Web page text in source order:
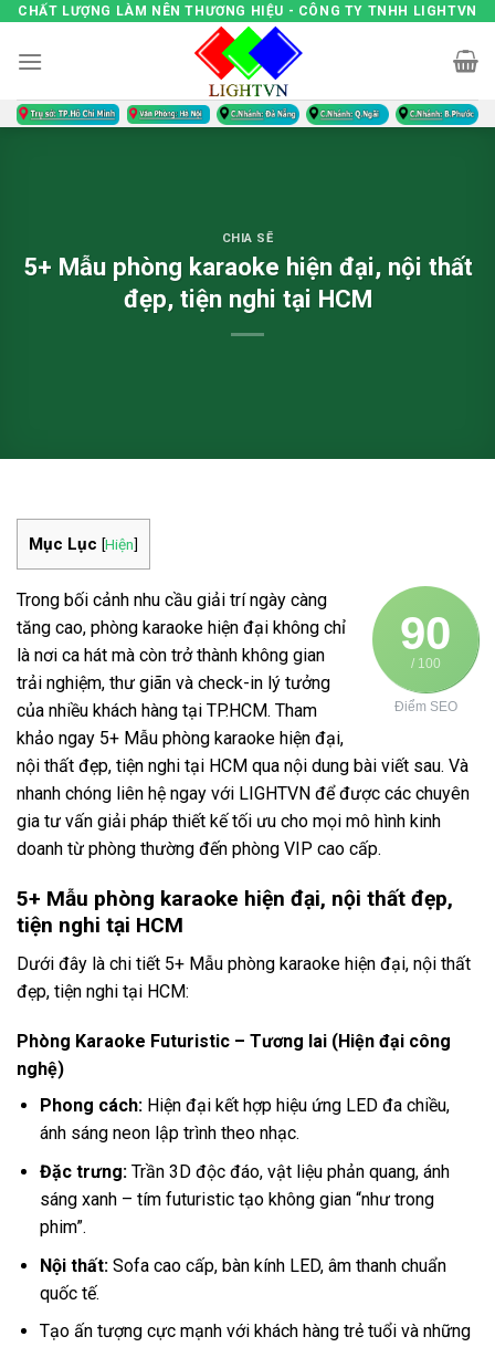
Skip
content
CHẤT LƯỢNG LÀM NÊN THƯƠNG HIỆU - CÔNG TY TNHH LIGHTVN
CHIA SẼ
5+ Mẫu phòng karaoke hiện đại, nội thất
đẹp, tiện nghi tại HCM
Mục Lục [Hiện]
90
/ 100
Điểm SEO
Trong bối cảnh nhu cầu giải trí ngày càng
tăng cao, phòng karaoke hiện đại không chỉ
là nơi ca hát mà còn trở thành không gian
trải nghiệm, thư giãn và check-in lý tưởng
của nhiều khách hàng tại TP.HCM. Tham
khảo ngay 5+ Mẫu phòng karaoke hiện đại,
nội thất đẹp, tiện nghi tại HCM qua nội dung bài viết sau. Và
nhanh chóng liên hệ ngay với LIGHTVN để được các chuyên
gia tư vấn giải pháp thiết kế tối ưu cho mọi mô hình kinh
doanh từ phòng thường đến phòng VIP cao cấp.
5+ Mẫu phòng karaoke hiện đại, nội thất đẹp,
tiện nghi tại HCM
Dưới đây là chi tiết 5+ Mẫu phòng karaoke hiện đại, nội thất
đẹp, tiện nghi tại HCM:
Phòng Karaoke Futuristic – Tương lai (Hiện đại công
nghệ)
Phong cách:Hiện đại kết hợp hiệu ứng LED đa chiều,
ánh sáng neon lập trình theo nhạc.
Đặc trưng:Trần 3D độc đáo, vật liệu phản quang, ánh
sáng xanh – tím futuristic tạo không gian “như trong
phim”.
Nội thất:Sofa cao cấp, bàn kính LED, âm thanh chuẩn
quốc tế.
Tạo ấn tượng cực mạnh với khách hàng trẻ tuổi và những